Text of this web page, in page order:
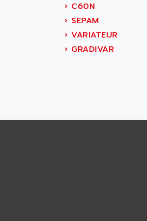
SMC600
SMC25 et SMC 35
SMC 50 / SMC 600
SMC 600
SMC
ABSOCODER
ABUS
ABUS ELECTRONIC
› C60N
› SEPAM
› VARIATEUR
› GRADIVAR